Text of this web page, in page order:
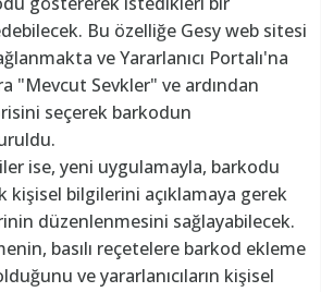
Bu özelliğe Gesy web sitesi
ve Yararlanıcı Portalı'na
"Mevcut Sevkler" ve ardından
seçerek barkodun
ise, yeni uygulamayla, barkodu
kişisel bilgilerini açıklamaya gerek
düzenlenmesini sağlayabilecek.
basılı reçetelere barkod ekleme
ve yararlanıcıların kişisel